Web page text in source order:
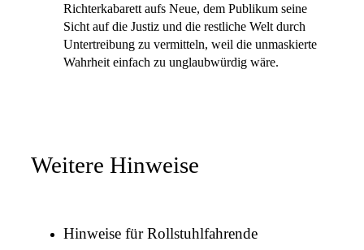
Richterkabarett aufs Neue, dem Publikum seine
Sicht auf die Justiz und die restliche Welt durch
Untertreibung zu vermitteln, weil die unmaskierte
Wahrheit einfach zu unglaubwürdig wäre.
Weitere Hinweise
Hinweise für Rollstuhlfahrende